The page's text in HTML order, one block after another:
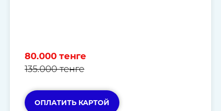
80.000 тенге
135.000 тенге
ОПЛАТИТЬ КАРТОЙ